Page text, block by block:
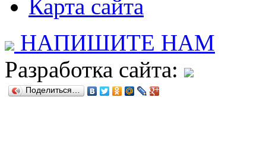
Карта сайта
НАПИШИТЕ НАМ
Разработка сайта:
Поделиться…